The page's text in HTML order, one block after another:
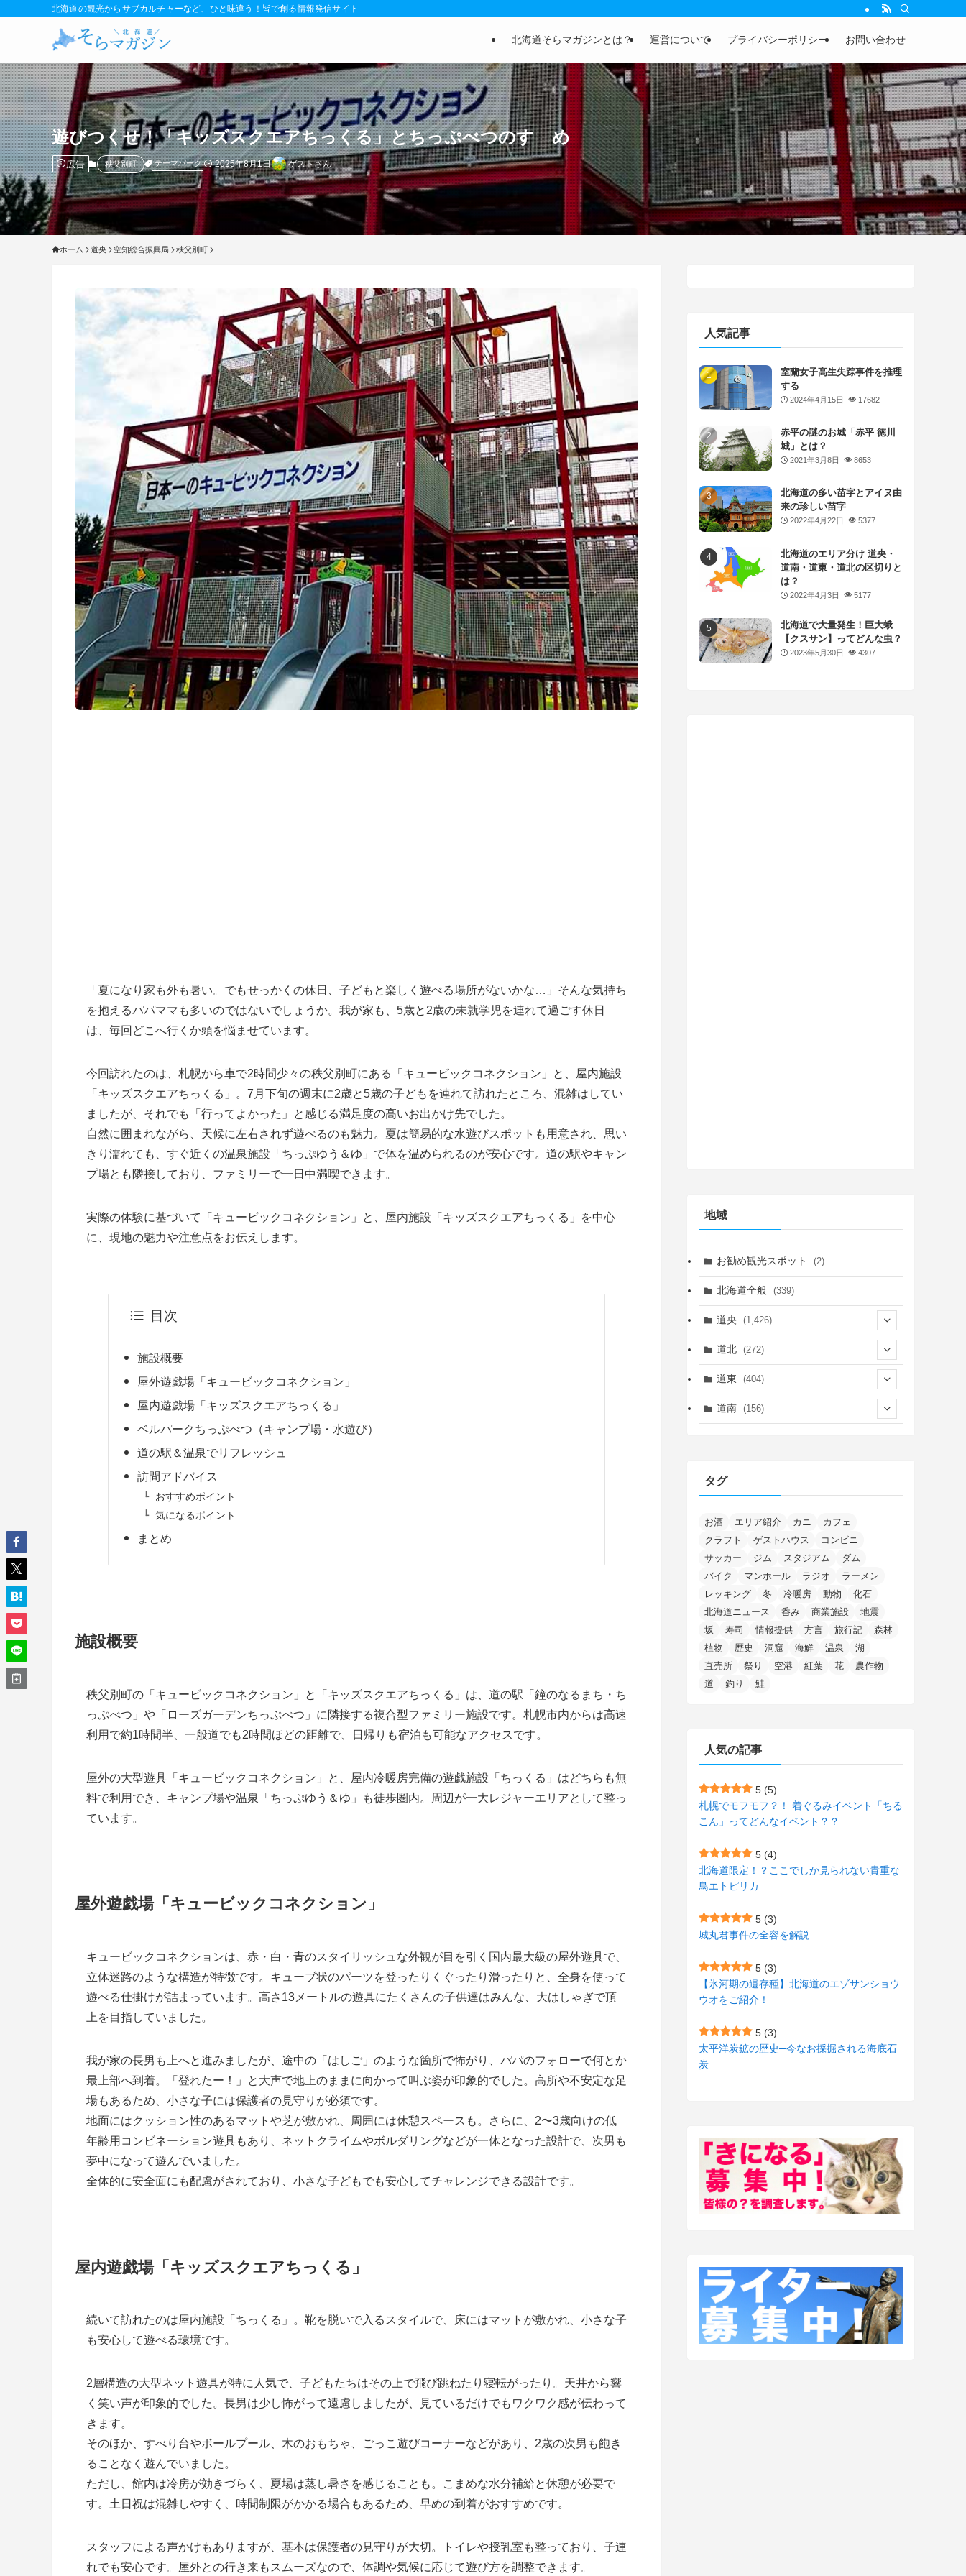
北海道の観光からサブカルチャーなど、ひと味違う！皆で創る情報発信サイト
北海道そらマガジンとは？ 運営について プライバシーポリシー お問い合わせ
遊びつくせ！「キッズスクエアちっくる」とちっぷべつのすゝめ
広告 秩父別町 テーマパーク 2025年8月1日 ゲストさん
ホーム 道央 空知総合振興局 秩父別町
「夏になり家も外も暑い。でもせっかくの休日、子どもと楽しく遊べる場所がないかな…」そんな気持ち
を抱えるパパママも多いのではないでしょうか。我が家も、5歳と2歳の未就学児を連れて過ごす休日
は、毎回どこへ行くか頭を悩ませています。
今回訪れたのは、札幌から車で2時間少々の秩父別町にある「キュービックコネクション」と、屋内施設
「キッズスクエアちっくる」。7月下旬の週末に2歳と5歳の子どもを連れて訪れたところ、混雑はしてい
ましたが、それでも「行ってよかった」と感じる満足度の高いお出かけ先でした。
自然に囲まれながら、天候に左右されず遊べるのも魅力。夏は簡易的な水遊びスポットも用意され、思い
きり濡れても、すぐ近くの温泉施設「ちっぷゆう＆ゆ」で体を温められるのが安心です。道の駅やキャン
プ場とも隣接しており、ファミリーで一日中満喫できます。
実際の体験に基づいて「キュービックコネクション」と、屋内施設「キッズスクエアちっくる」を中心
に、現地の魅力や注意点をお伝えします。
目次
施設概要
屋外遊戯場「キュービックコネクション」
屋内遊戯場「キッズスクエアちっくる」
ベルパークちっぷべつ（キャンプ場・水遊び）
道の駅＆温泉でリフレッシュ
訪問アドバイス
おすすめポイント
気になるポイント
まとめ
施設概要
秩父別町の「キュービックコネクション」と「キッズスクエアちっくる」は、道の駅「鐘のなるまち・ち
っぷべつ」や「ローズガーデンちっぷべつ」に隣接する複合型ファミリー施設です。札幌市内からは高速
利用で約1時間半、一般道でも2時間ほどの距離で、日帰りも宿泊も可能なアクセスです。
屋外の大型遊具「キュービックコネクション」と、屋内冷暖房完備の遊戯施設「ちっくる」はどちらも無
料で利用でき、キャンプ場や温泉「ちっぷゆう＆ゆ」も徒歩圏内。周辺が一大レジャーエリアとして整っ
ています。
屋外遊戯場「キュービックコネクション」
キュービックコネクションは、赤・白・青のスタイリッシュな外観が目を引く国内最大級の屋外遊具で、
立体迷路のような構造が特徴です。キューブ状のパーツを登ったりくぐったり滑ったりと、全身を使って
遊べる仕掛けが詰まっています。高さ13メートルの遊具にたくさんの子供達はみんな、大はしゃぎで頂
上を目指していました。
我が家の長男も上へと進みましたが、途中の「はしご」のような箇所で怖がり、パパのフォローで何とか
最上部へ到着。「登れたー！」と大声で地上のままに向かって叫ぶ姿が印象的でした。高所や不安定な足
場もあるため、小さな子には保護者の見守りが必須です。
地面にはクッション性のあるマットや芝が敷かれ、周囲には休憩スペースも。さらに、2〜3歳向けの低
年齢用コンビネーション遊具もあり、ネットクライムやボルダリングなどが一体となった設計で、次男も
夢中になって遊んでいました。
全体的に安全面にも配慮がされており、小さな子どもでも安心してチャレンジできる設計です。
屋内遊戯場「キッズスクエアちっくる」
続いて訪れたのは屋内施設「ちっくる」。靴を脱いで入るスタイルで、床にはマットが敷かれ、小さな子
も安心して遊べる環境です。
2層構造の大型ネット遊具が特に人気で、子どもたちはその上で飛び跳ねたり寝転がったり。天井から響
く笑い声が印象的でした。長男は少し怖がって遠慮しましたが、見ているだけでもワクワク感が伝わって
きます。
そのほか、すべり台やボールプール、木のおもちゃ、ごっこ遊びコーナーなどがあり、2歳の次男も飽き
ることなく遊んでいました。
ただし、館内は冷房が効きづらく、夏場は蒸し暑さを感じることも。こまめな水分補給と休憩が必要で
す。土日祝は混雑しやすく、時間制限がかかる場合もあるため、早めの到着がおすすめです。
スタッフによる声かけもありますが、基本は保護者の見守りが大切。トイレや授乳室も整っており、子連
れでも安心です。屋外との行き来もスムーズなので、体調や気候に応じて遊び方を調整できます。
人気記事
室蘭女子高生失踪事件を推理
する
2024年4月15日 17682
赤平の謎のお城「赤平 徳川
城」とは？
2021年3月8日 8653
北海道の多い苗字とアイヌ由
来の珍しい苗字
2022年4月22日 5377
北海道のエリア分け 道央・
道南・道東・道北の区切りと
は？
2022年4月3日 5177
北海道で大量発生！巨大蛾
【クスサン】ってどんな虫？
2023年5月30日 4307
地域
お勧め観光スポット (2)
北海道全般 (339)
道央 (1,426)
(339)
(14)
(11)
(27)
(7)
(21)
(4)
(7)
(2)
(1)
(7)
(10)
(5)
(2)
(72)
(5)
(15)
(9)
(11)
(3)
(15)
(157)
(52)
(3)
(4)
(4)
道北 (272)
(27)
(6)
(5)
(5)
(35)
(11)
(2)
(43)
(5)
(1)
(8)
(5)
(4)
(1)
(10)
(2)
(1)
(8)
(1)
(3)
道東 (404)
(9)
(15)
(2)
(1)
(11)
(12)
(4)
(2)
(3)
(3)
(7)
(5)
(5)
(24)
(3)
(1)
(31)
(7)
(12)
(4)
(27)
(6)
(2)
(1)
(9)
(5)
(8)
(5)
(10)
道南 (156)
(2)
(1)
(96)
(6)
(4)
(1)
(4)
タグ
お酒 エリア紹介 カニ
カフェ
クラフト
ゲストハウス
コンビニ
サッカー
ジム スタジアム
ダム
バイク
マンホール ラジオ
ラーメン
レッキング
冬 冷暖房 動物
化石
北海道ニュース
呑み 商業施設
地震
坂
寿司 情報提供 方言 旅行記
森林
植物
歴史 洞窟 海鮮 温泉
湖
直売所
祭り 空港 紅葉 花
農作物
道
釣り 鮭
人気の記事
5 (5)
札幌でモフモフ？！ 着ぐるみイベント「ちる
こん」ってどんなイベント？？
5 (4)
北海道限定！？ここでしか見られない貴重な
鳥エトピリカ
5 (3)
城丸君事件の全容を解説
5 (3)
【氷河期の遺存種】北海道のエゾサンショウ
ウオをご紹介！
5 (3)
太平洋炭鉱の歴史─今なお採掘される海底石
炭